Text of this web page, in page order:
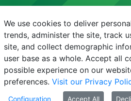
E-mail Telefonkönyv
We use cookies to deliver
trends, administer the site, track
site, and collect demographic
user base as a whole. Accept all
possible experience on our
preferences. Visit our Privacy
Configuration Accept All